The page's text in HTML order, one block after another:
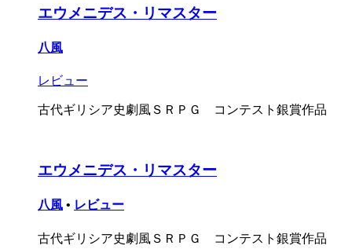
エウメニデス・リマスター
八風
レビュー
古代ギリシア史劇風ＳＲＰＧ コンテスト銀賞作品
エウメニデス・リマスター
八風 • レビュー
古代ギリシア史劇風ＳＲＰＧ コンテスト銀賞作品